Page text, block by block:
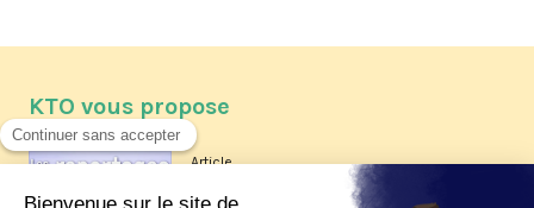
KTO vous propose
Article
Les reportages d'été 2026 de KTO